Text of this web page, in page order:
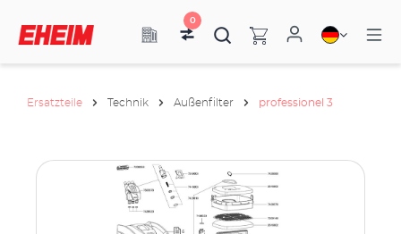
0
Ersatzteile Technik Außenfilter professionel 3